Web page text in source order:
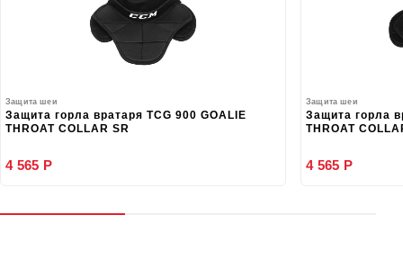
Защита шеи
Защита горла вратаря TCG 900 GOALIE
THROAT COLLAR SR
4 565 Р
Защита шеи
Защита горла
THROAT
4 565 Р